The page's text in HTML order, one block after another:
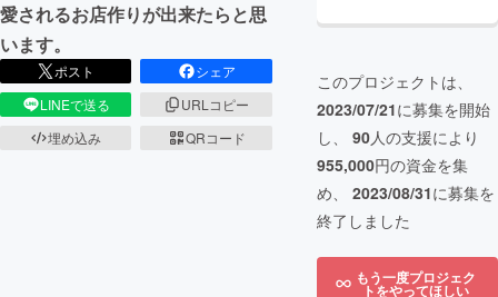
愛されるお店作りが出来たらと思
います。
ポスト
シェア
LINEで送る
URLコピー
埋め込み
QRコード
このプロジェクトは、
2023/07/21に募集を開始
し、 90人の支援により
955,000円の資金を集
め、 2023/08/31に募集を
終了しました
もう一度プロジェク
トをやってほしい